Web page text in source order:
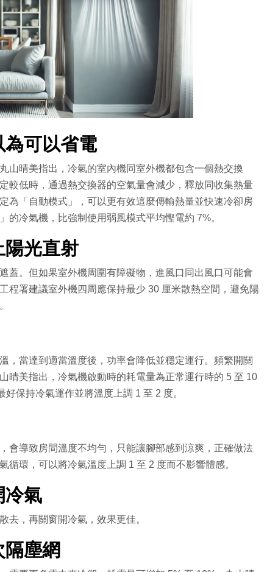
可以省電
山晴美指出，冷氣的室內機同室外機都包含一個熱交換
較低時，通過熱交換器的空氣量會減少，釋放同收集熱量
為「自動模式」，可以更有效這麼傳輸熱量並快速冷卻房
的冷氣機，比強制使用弱風模式平均慳電約 7%。
陽光直射
蓋。但如果室外機周圍有障礙物，進風口同出風口可能會
程署建議室外機四周應保持最少 30 厘米散熱空間，避免陽
，當達到適當溫度後，功率會降低並穩定運行。頻繁開關
晴美指出，冷氣機啟動時的耗電量為正常運行時的 5 至 10
保持冷氣運作並將溫度上調 1 至 2 度。
會導致房間溫度不均勻，只能讓腳部感到涼爽，正確做法
環，可以將冷氣溫度上調 1 至 2 度而不影響體感。
冷氣
去，再關窗開冷氣，效果更佳。
塵網